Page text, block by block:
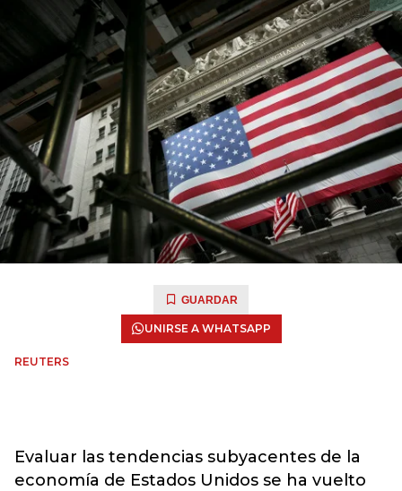
GUARDAR
UNIRSE A WHATSAPP
REUTERS
Evaluar las tendencias subyacentes de la
economía de Estados Unidos se ha vuelto